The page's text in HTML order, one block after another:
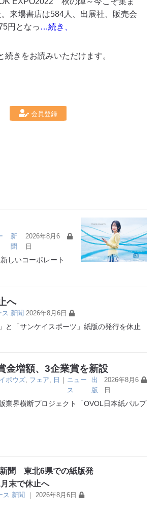
来場書店は584人、出展社、販売会
円となっ …続き、
きをお読みいただけます。
会員登録
新
聞
2026年8月6
日
しいコーポレート
へ
ス 新聞 2026年8月6日
「サンケイスポーツ」紙版の発行を休止
増額、3企業賞を新設
ボウズ, フェア, 日
｜ ニュー
ス
出
版
2026年8月6
日
界横断プロジェクト「OVOL日本紙パルプ
聞 東北6県での紙版発
末で休止へ
ス 新聞 ｜2026年8月6日